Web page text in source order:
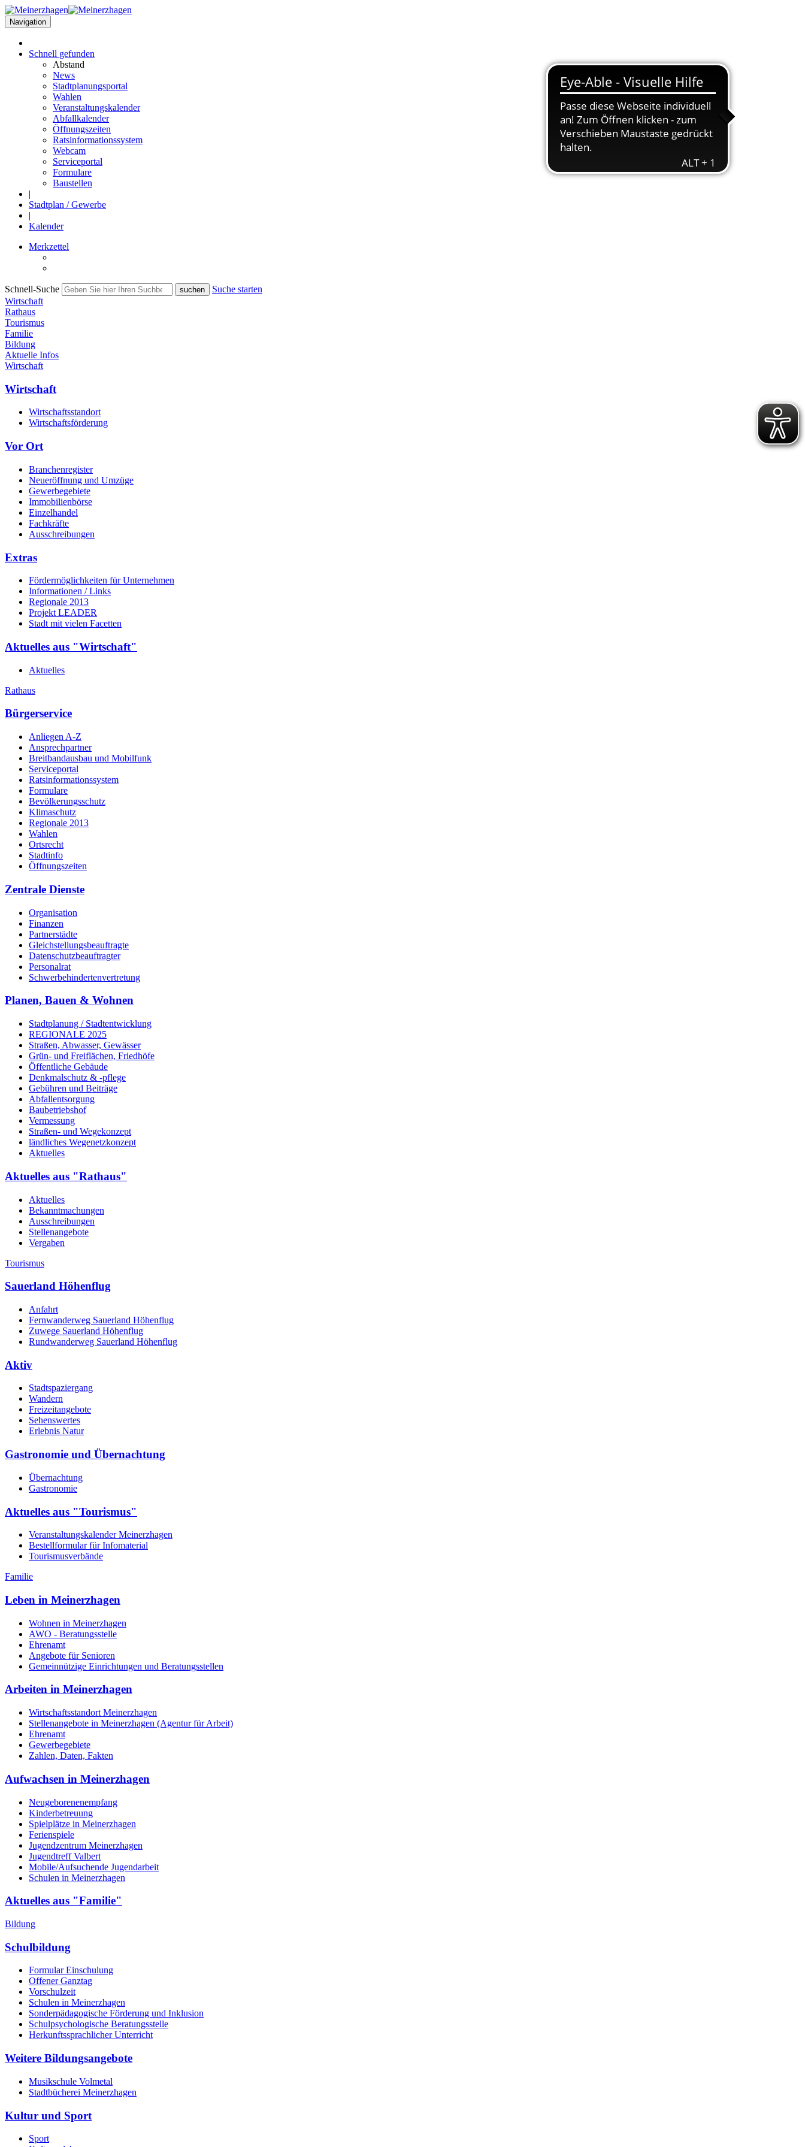
Navigation
Schnell gefunden
Abstand
News
Stadtplanungsportal
Wahlen
Veranstaltungskalender
Abfallkalender
Öffnungszeiten
Ratsinformationssystem
Webcam
Serviceportal
Formulare
Baustellen
|
Stadtplan / Gewerbe
|
Kalender
Merkzettel
Schnell-Suche
Suche starten
Wirtschaft
Rathaus
Tourismus
Familie
Bildung
Aktuelle Infos
Wirtschaft
Wirtschaft
Wirtschaftsstandort
Wirtschaftsförderung
Vor Ort
Branchenregister
Neueröffnung und Umzüge
Gewerbegebiete
Immobilienbörse
Einzelhandel
Fachkräfte
Ausschreibungen
Extras
Fördermöglichkeiten für Unternehmen
Informationen / Links
Regionale 2013
Projekt LEADER
Stadt mit vielen Facetten
Aktuelles aus "Wirtschaft"
Aktuelles
Rathaus
Bürgerservice
Anliegen A-Z
Ansprechpartner
Breitbandausbau und Mobilfunk
Serviceportal
Ratsinformationssystem
Formulare
Bevölkerungsschutz
Klimaschutz
Regionale 2013
Wahlen
Ortsrecht
Stadtinfo
Öffnungszeiten
Zentrale Dienste
Organisation
Finanzen
Partnerstädte
Gleichstellungsbeauftragte
Datenschutzbeauftragter
Personalrat
Schwerbehinderten­vertretung
Planen, Bauen & Wohnen
Stadtplanung / Stadtentwicklung
REGIONALE 2025
Straßen, Abwasser, Gewässer
Grün- und Freiflächen, Friedhöfe
Öffentliche Gebäude
Denkmalschutz & -pflege
Gebühren und Beiträge
Abfallentsorgung
Baubetriebshof
Vermessung
Straßen- und Wegekonzept
ländliches Wegenetzkonzept
Aktuelles
Aktuelles aus "Rathaus"
Aktuelles
Bekanntmachungen
Ausschreibungen
Stellenangebote
Vergaben
Tourismus
Sauerland Höhenflug
Anfahrt
Fernwanderweg Sauerland Höhenflug
Zuwege Sauerland Höhenflug
Rundwanderweg Sauerland Höhenflug
Aktiv
Stadtspaziergang
Wandern
Freizeitangebote
Sehenswertes
Erlebnis Natur
Gastronomie und Übernachtung
Übernachtung
Gastronomie
Aktuelles aus "Tourismus"
Veranstaltungskalender Meinerzhagen
Bestellformular für Infomaterial
Tourismusverbände
Familie
Leben in Meinerzhagen
Wohnen in Meinerzhagen
AWO - Beratungsstelle
Ehrenamt
Angebote für Senioren
Gemeinnützige Einrichtungen und Beratungsstellen
Arbeiten in Meinerzhagen
Wirtschaftsstandort Meinerzhagen
Stellenangebote in Meinerzhagen (Agentur für Arbeit)
Ehrenamt
Gewerbegebiete
Zahlen, Daten, Fakten
Aufwachsen in Meinerzhagen
Neugeborenenempfang
Kinderbetreuung
Spielplätze in Meinerzhagen
Ferienspiele
Jugendzentrum Meinerzhagen
Jugendtreff Valbert
Mobile/Aufsuchende Jugendarbeit
Schulen in Meinerzhagen
Aktuelles aus "Familie"
Bildung
Schulbildung
Formular Einschulung
Offener Ganztag
Vorschulzeit
Schulen in Meinerzhagen
Sonderpädagogische Förderung und Inklusion
Schulpsychologische Beratungsstelle
Herkunftssprachlicher Unterricht
Weitere Bildungsangebote
Musikschule Volmetal
Stadtbücherei Meinerzhagen
Kultur und Sport
Sport